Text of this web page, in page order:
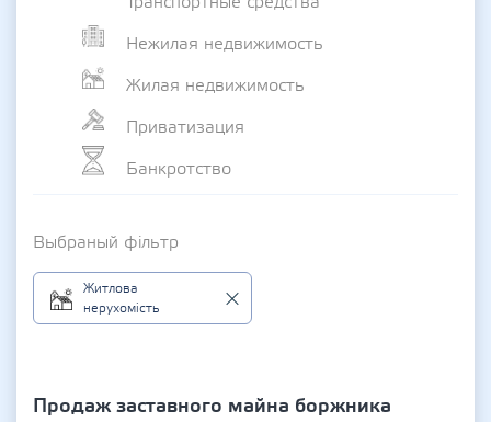
Нежилая недвижимость
Жилая недвижимость
Приватизация
Банкротство
Выбраный фільтр
Житлова
нерухомість
Продаж заставного майна боржника